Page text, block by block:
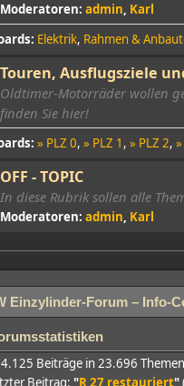
Moderatoren: admin, Karl
Elektrik Rahmen &
Touren, Ausflugsziele
Oldtimer-Motorräder wollen
finden Sie hier!
» PLZ 0 » PLZ 1 » PLZ 2
OFF - TOPIC
In diese Rubrik sollen alle
Moderatoren: admin, Karl
Einzylinder-Forum – Info-
Beiträge in 23.696
Beitrag: "R 27 restauriert"